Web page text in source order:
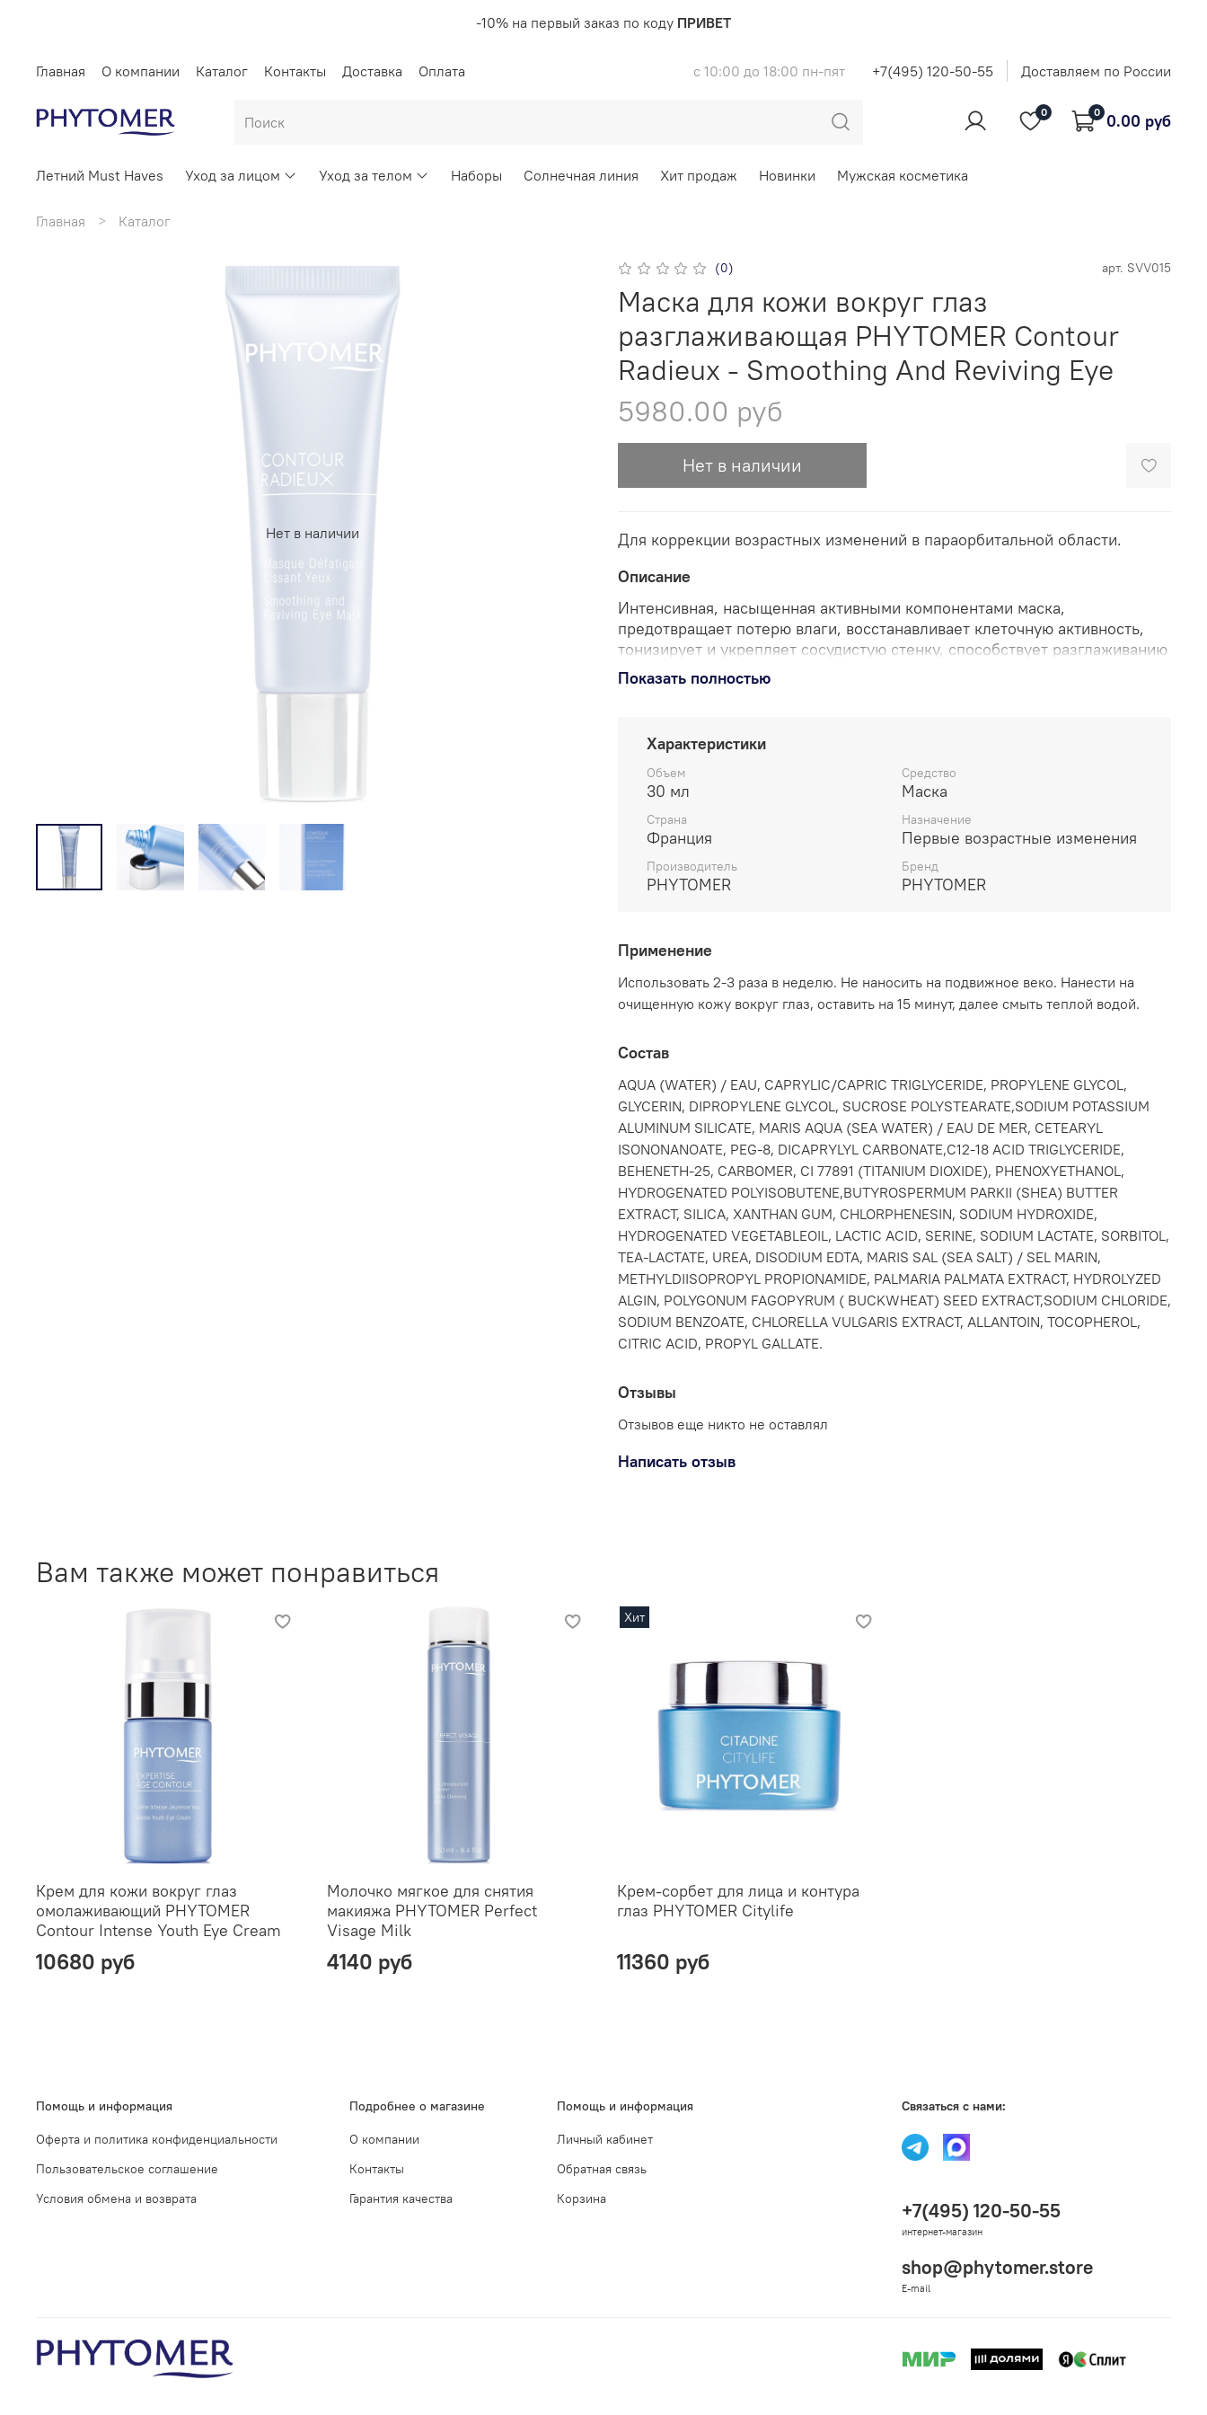
-10% на первый заказ по коду ПРИВЕТ
Главная О компании Каталог Контакты Доставка Оплата с 10:00 до 18:00 пн-пят +7(495) 120-50-55 Доставляем по России
0 0 0.00 руб
Летний Must Haves Уход за лицом Уход за телом Наборы Солнечная линия Хит продаж Новинки Мужская косметика
Главная Каталог
Нет в наличии
(0) арт. SVV015
Маска для кожи вокруг глаз
разглаживающая PHYTOMER Contour
Radieux - Smoothing And Reviving Eye
5980.00 руб
Нет в наличии
Для коррекции возрастных изменений в параорбитальной области.
Описание
Интенсивная, насыщенная активными компонентами маска,
предотвращает потерю влаги, восстанавливает клеточную активность,
тонизирует и укрепляет сосудистую стенку, способствует разглаживанию
морщин, придет коже гладкость и упругость.
Показать полностью
Характеристики
Объем
30 мл
Средство
Маска
Страна
Франция
Назначение
Первые возрастные изменения
Производитель
PHYTOMER
Бренд
PHYTOMER
Применение
Использовать 2-3 раза в неделю. Не наносить на подвижное веко. Нанести на
очищенную кожу вокруг глаз, оставить на 15 минут, далее смыть теплой водой.
Состав
AQUA (WATER) / EAU, CAPRYLIC/CAPRIC TRIGLYCERIDE, PROPYLENE GLYCOL,
GLYCERIN, DIPROPYLENE GLYCOL, SUCROSE POLYSTEARATE,SODIUM POTASSIUM
ALUMINUM SILICATE, MARIS AQUA (SEA WATER) / EAU DE MER, CETEARYL
ISONONANOATE, PEG-8, DICAPRYLYL CARBONATE,C12-18 ACID TRIGLYCERIDE,
BEHENETH-25, CARBOMER, CI 77891 (TITANIUM DIOXIDE), PHENOXYETHANOL,
HYDROGENATED POLYISOBUTENE,BUTYROSPERMUM PARKII (SHEA) BUTTER
EXTRACT, SILICA, XANTHAN GUM, CHLORPHENESIN, SODIUM HYDROXIDE,
HYDROGENATED VEGETABLEOIL, LACTIC ACID, SERINE, SODIUM LACTATE, SORBITOL,
TEA-LACTATE, UREA, DISODIUM EDTA, MARIS SAL (SEA SALT) / SEL MARIN,
METHYLDIISOPROPYL PROPIONAMIDE, PALMARIA PALMATA EXTRACT, HYDROLYZED
ALGIN, POLYGONUM FAGOPYRUM ( BUCKWHEAT) SEED EXTRACT,SODIUM CHLORIDE,
SODIUM BENZOATE, CHLORELLA VULGARIS EXTRACT, ALLANTOIN, TOCOPHEROL,
CITRIC ACID, PROPYL GALLATE.
Отзывы
Отзывов еще никто не оставлял
Написать отзыв
Вам также может понравиться
Крем для кожи вокруг глаз
омолаживающий PHYTOMER
Contour Intense Youth Eye Cream
10680 руб
Молочко мягкое для снятия
макияжа PHYTOMER Perfect
Visage Milk
4140 руб
Хит
Крем-сорбет для лица и контура
глаз PHYTOMER Citylife
11360 руб
Помощь и информация
Оферта и политика конфиденциальности
Пользовательское соглашение
Условия обмена и возврата
Подробнее о магазине
О компании
Контакты
Гарантия качества
Помощь и информация
Личный кабинет
Обратная связь
Корзина
Связаться с нами:
+7(495) 120-50-55
интернет-магазин
shop@phytomer.store
E-mail